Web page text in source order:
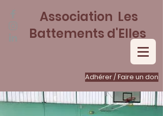
Adhérer / Faire un don
Association Les
Battements d'Elles